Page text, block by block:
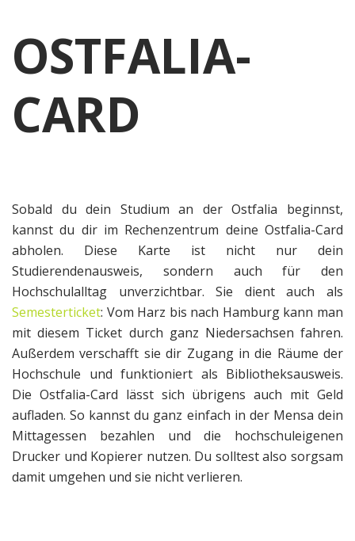
OSTFALIA-
CARD
Sobald du dein Studium an der Ostfalia beginnst,
kannst du dir im Rechenzentrum deine Ostfalia-Card
abholen. Diese Karte ist nicht nur dein
Studierendenausweis, sondern auch für den
Hochschulalltag unverzichtbar. Sie dient auch als
Semesterticket: Vom Harz bis nach Hamburg kann man
mit diesem Ticket durch ganz Niedersachsen fahren.
Außerdem verschafft sie dir Zugang in die Räume der
Hochschule und funktioniert als Bibliotheksausweis.
Die Ostfalia-Card lässt sich übrigens auch mit Geld
aufladen. So kannst du ganz einfach in der Mensa dein
Mittagessen bezahlen und die hochschuleigenen
Drucker und Kopierer nutzen. Du solltest also sorgsam
damit umgehen und sie nicht verlieren.